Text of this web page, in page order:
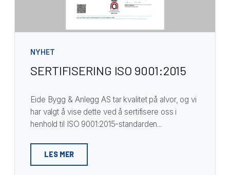
NYHET
SERTIFISERING ISO 9001:2015
Eide Bygg & Anlegg AS tar kvalitet på alvor, og vi
har valgt å vise dette ved å sertifisere oss i
henhold til ISO 9001:2015-standarden...
LES MER